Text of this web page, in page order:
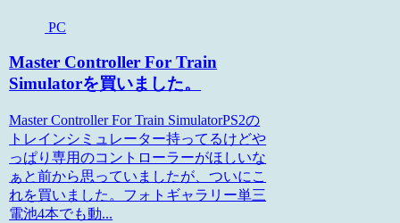
PC
Master Controller For Train
Simulatorを買いました。
Master Controller For Train SimulatorPS2の
トレインシミュレーター持ってるけどや
っぱり専用のコントローラーがほしいな
ぁと前から思っていましたが、ついにこ
れを買いました。フォトギャラリー単三
電池4本でも動...